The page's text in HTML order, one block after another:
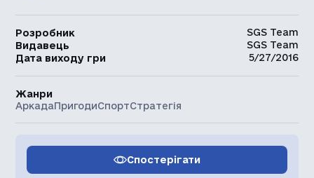
Розробник
SGS Team
Видавець
SGS Team
Дата виходу гри
5/27/2016
Жанри
АркадаПригодиСпортСтратегія
Спостерігати